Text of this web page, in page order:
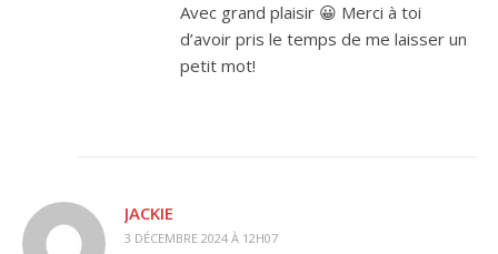
Avec grand plaisir 😀 Merci à toi
d’avoir pris le temps de me laisser un
petit mot!
JACKIE
3 DÉCEMBRE 2024 À 12H07